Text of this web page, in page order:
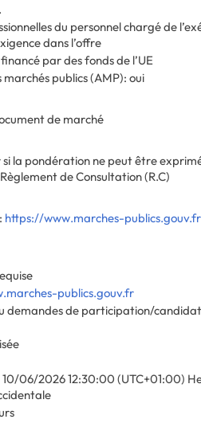
du personnel chargé de
dans l’offre
par des fonds de l’UE
marchés publics (AMP): oui
de marché
la pondération ne peut être
de Consultation (R.C)
: https://www.marches-publics.gouv.fr
publics.gouv.fr
demandes de participation/
10/06/202612:30:00 (UTC+01:00)